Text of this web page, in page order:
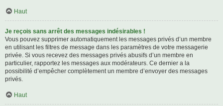
Haut
Je reçois sans arrêt des messages indésirables !
Vous pouvez supprimer automatiquement les messages privés d’un membre
en utilisant les filtres de message dans les paramètres de votre messagerie
privée. Si vous recevez des messages privés abusifs d’un membre en
particulier, rapportez les messages aux modérateurs. Ce dernier a la
possibilité d’empêcher complètement un membre d’envoyer des messages
privés.
Haut